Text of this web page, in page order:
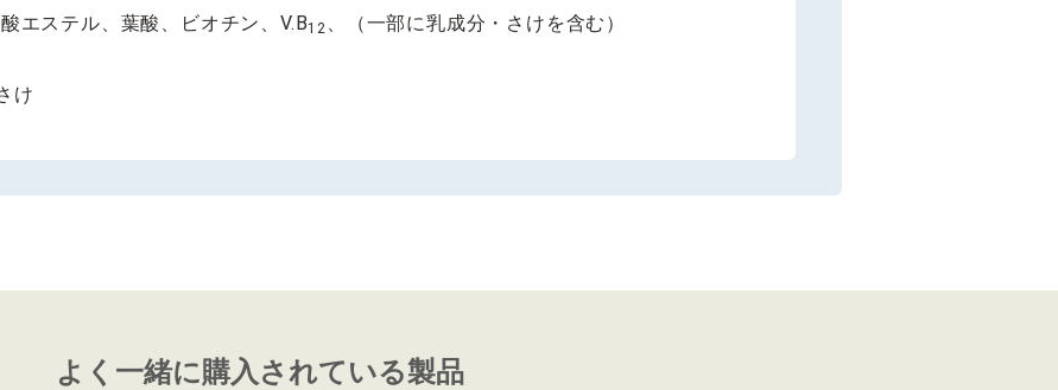
エステル、葉酸、ビオチン、V.B12 、（一部に乳成分・さけを含む）
け
よく一緒に購入されている製品